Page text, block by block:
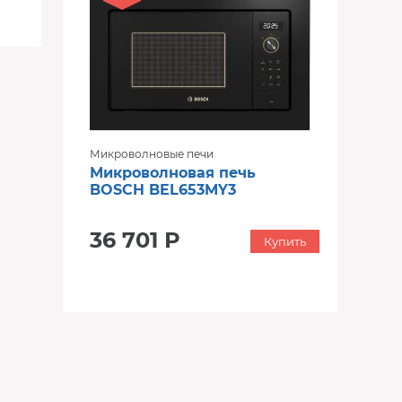
Микроволновые печи
Микроволновая печь
BOSCH BEL653MY3
36 701 Р Купить